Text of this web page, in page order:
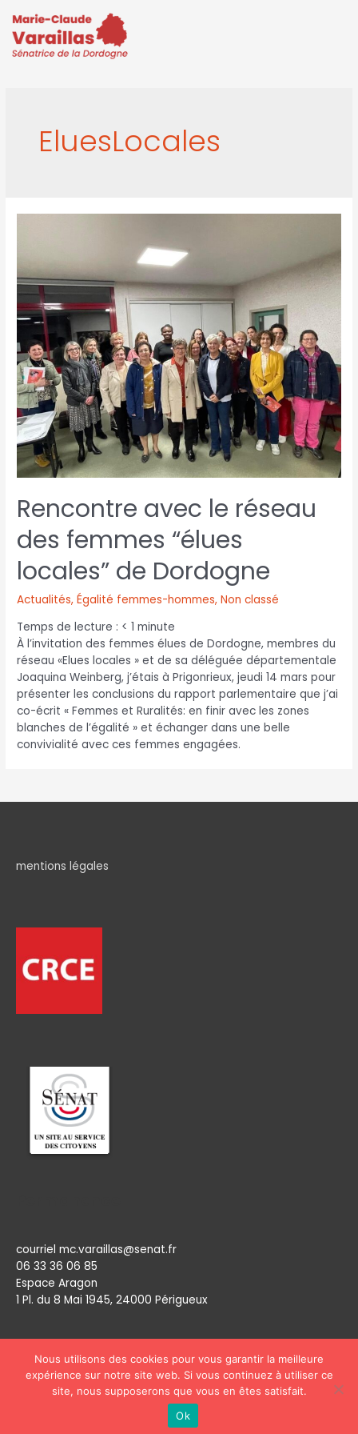
EluesLocales
Rencontre avec le réseau
des femmes “élues
locales” de Dordogne
Actualités,Égalité femmes-hommes,Non classé
Temps de lecture : < 1 minute
À l’invitation des femmes élues de Dordogne, membres du
réseau «Elues locales » et de sa déléguée départementale
Joaquina Weinberg, j’étais à Prigonrieux, jeudi 14 mars pour
présenter les conclusions du rapport parlementaire que j’ai
co-écrit « Femmes et Ruralités: en finir avec les zones
blanches de l’égalité » et échanger dans une belle
convivialité avec ces femmes engagées.
mentions légales
courriel mc.varaillas@senat.fr
06 33 36 06 85
Espace Aragon
1 Pl. du 8 Mai 1945, 24000 Périgueux​
Copyright © 2026Marie Claude Varaillas
Nous utilisons des cookies pour vous garantir la meilleure
expérience sur notre site web. Si vous continuez à utiliser ce
site, nous supposerons que vous en êtes satisfait.
Ok